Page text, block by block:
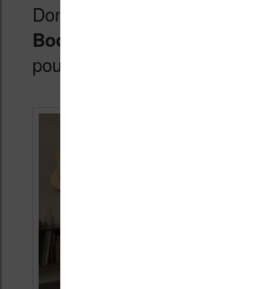
Donc,
il faut utiliser
Books pour iPad sur son
pour commencer à lire.